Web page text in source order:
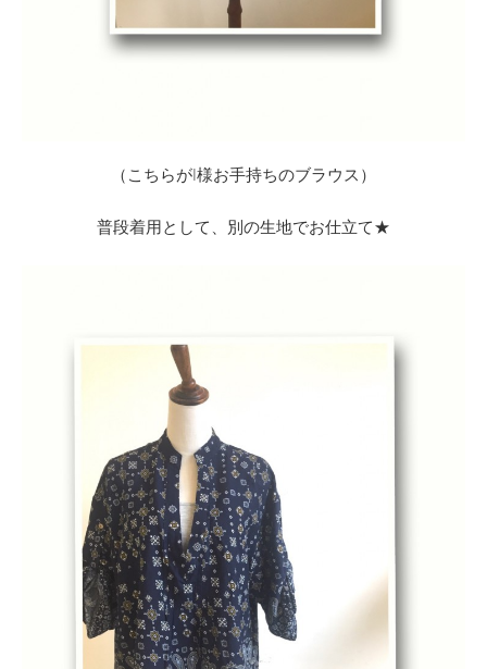
（こちらがI様お手持ちのブラウス）
普段着用として、別の生地でお仕立て★